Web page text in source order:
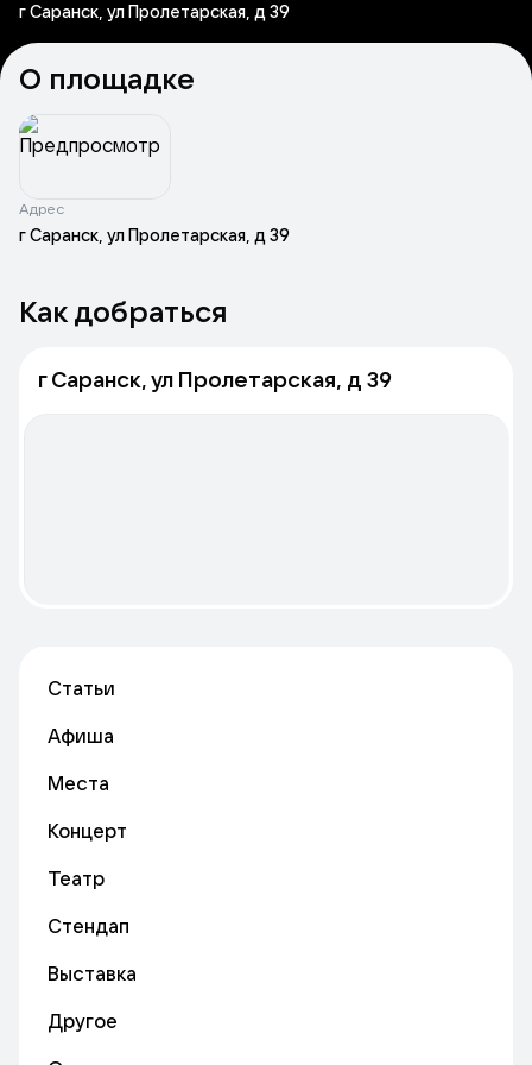
г Саранск, ул Пролетарская, д 39
О площадке
Адрес
г Саранск, ул Пролетарская, д 39
Как добраться
г Саранск, ул Пролетарская, д 39
Статьи
Афиша
Места
Концерт
Театр
Стендап
Выставка
Другое